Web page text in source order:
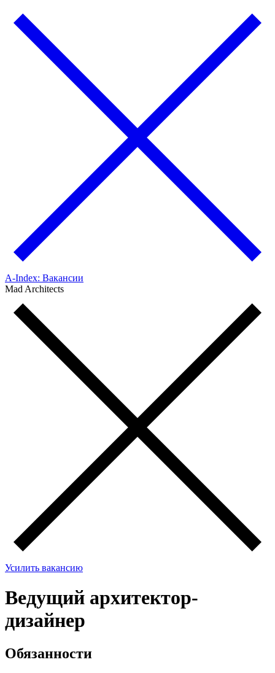
A-Index: Вакансии
Mad Architects
Усилить вакансию
Ведущий архитектор-
дизайнер
Обязанности